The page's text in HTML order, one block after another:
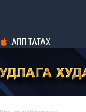
АПП ТАТАХ